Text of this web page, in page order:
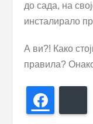
до сада, на
инсталирало
А ви?! Како
правила?